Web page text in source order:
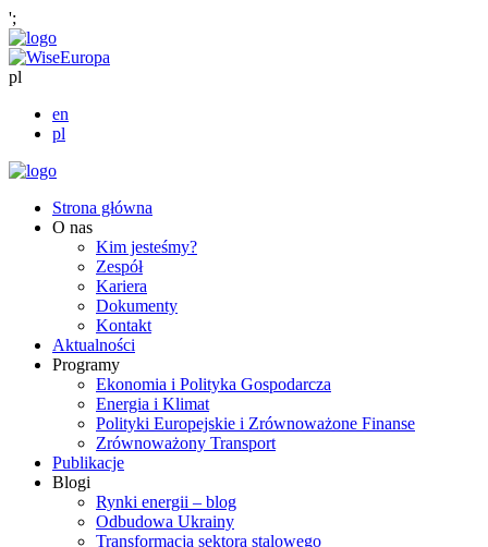
';
pl
en
pl
Strona główna
O nas
Kim jesteśmy?
Zespół
Kariera
Dokumenty
Kontakt
Aktualności
Programy
Ekonomia i Polityka Gospodarcza
Energia i Klimat
Polityki Europejskie i Zrównoważone Finanse
Zrównoważony Transport
Publikacje
Blogi
Rynki energii – blog
Odbudowa Ukrainy
Transformacja sektora stalowego